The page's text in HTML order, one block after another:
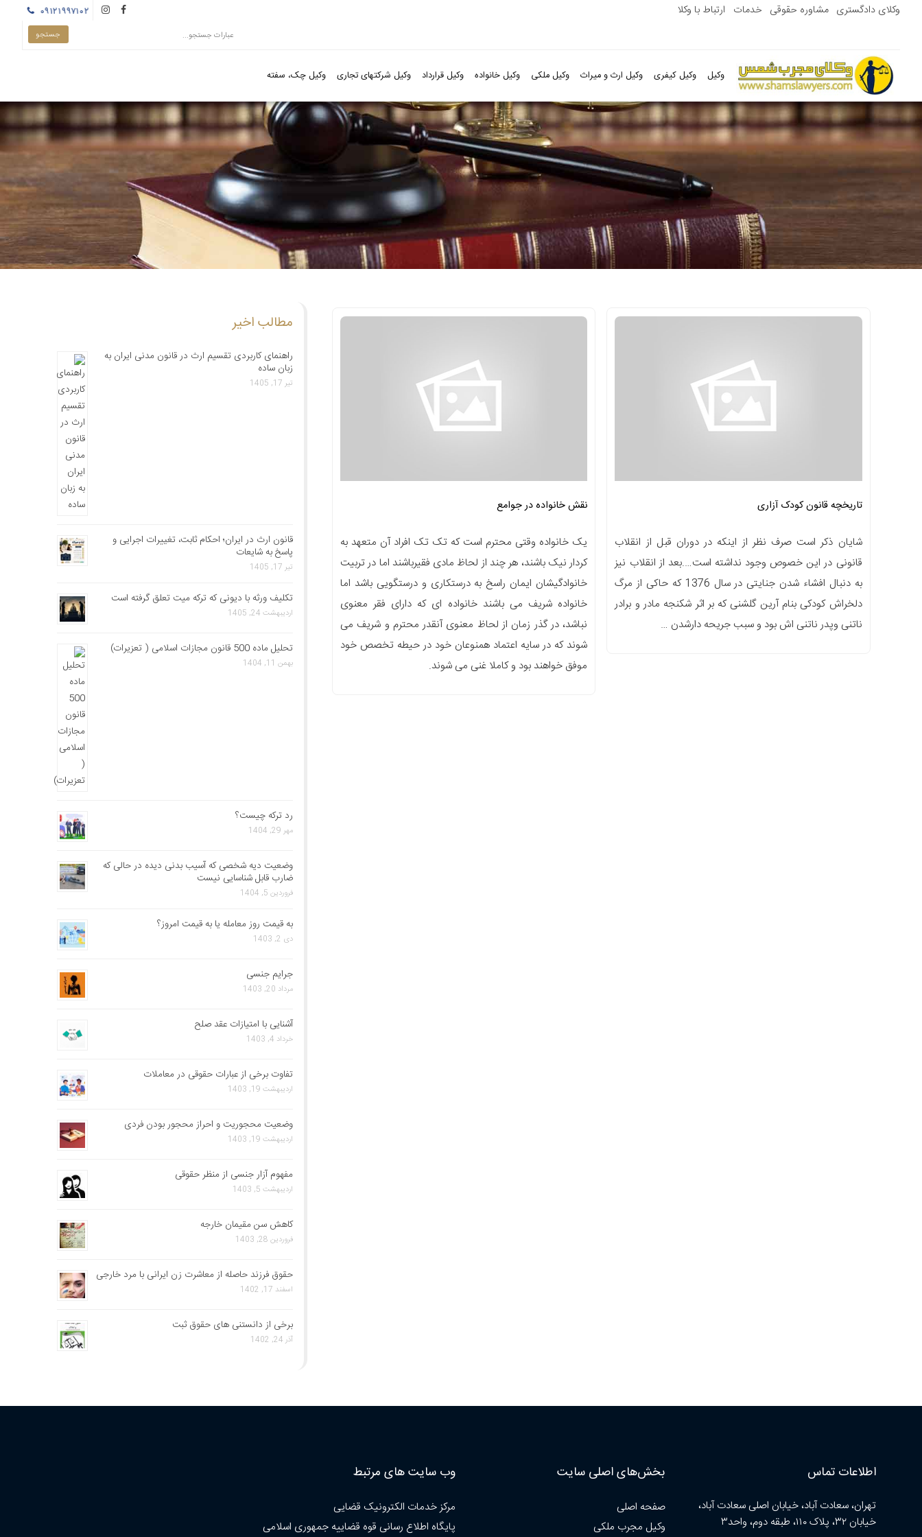
۰۹۱۲۱۹۹۷۱۰۲ وکلای دادگستری مشاوره حقوقی خدمات ارتباط با وکلا
وکیل وکیل کیفری وکیل ارث و میراث وکیل ملکی وکیل خانواده وکیل قرارداد وکیل شرکتهای تجاری وکیل چک، سفته
تاریخچه قانون کودک آزاری
شایان ذکر است صرف نظر از اینکه در دوران قبل از انقلاب
قانونی در این خصوص وجود نداشته است….بعد از انقلاب نیز
به دنبال افشاء شدن جنایتی در سال 1376 که حاکی از مرگ
دلخراش کودکی بنام آرین گلشنی که بر اثر شکنجه مادر و برادر
ناتنی وپدر ناتنی اش بود و سبب جریحه دارشدن …
نقش خانواده در جوامع
یک خانواده وقتی محترم است که تک تک افراد آن متعهد به
کردار نیک باشند، هر چند از لحاظ مادی فقیرباشند اما در تربیت
خانوادگیشان ایمان راسخ به درستکاری و درستگویی باشد اما
خانواده شریف می باشند خانواده ای که دارای فقر معنوی
نباشد، در گذر زمان از لحاظ معنوی آنقدر محترم و شریف می
شوند که در سایه اعتماد همنوعان خود در حیطه تخصص خود
موفق خواهند بود و کاملا غنی می شوند.
مطالب اخیر
راهنمای کاربردی تقسیم ارث در قانون مدنی ایران به
زبان ساده
تیر 17, 1405
قانون ارث در ایران؛ احکام ثابت، تغییرات اجرایی و
پاسخ به شایعات
تیر 17, 1405
تکلیف ورثه با دیونی که ترکه میت تعلق گرفته است
اردیبهشت 24, 1405
تحلیل ماده 500 قانون مجازات اسلامی ( تعزیرات)
بهمن 11, 1404
رد ترکه چیست؟
مهر 29, 1404
وضعیت دیه شخصی که آسیب بدنی دیده در حالی که
ضارب قابل شناسایی نیست
فروردین 5, 1404
به قیمت روز معامله یا به قیمت امروز؟
دی 2, 1403
جرایم جنسی
مرداد 20, 1403
آشنایی با امتیازات عقد صلح
خرداد 4, 1403
تفاوت برخی از عبارات حقوقی در معاملات
اردیبهشت 19, 1403
وضعیت محجوریت و احراز محجور بودن فردی
اردیبهشت 19, 1403
مفهوم آزار جنسی از منظر حقوقی
اردیبهشت 5, 1403
کاهش سن مقیمان خارجه
فروردین 28, 1403
حقوق فرزند حاصله از معاشرت زن ایرانی با مرد خارجی
اسفند 17, 1402
برخی از دانستنی های حقوق ثبت
آذر 24, 1402
اطلاعات تماس
تهران، سعادت آباد، خیابان اصلی سعادت آباد،
خیابان ۳۲، پلاک ۱۱۰، طبقه دوم، واحد۳
بخش‌های اصلی سایت
صفحه اصلی
وکیل مجرب ملکی
وب سایت های مرتبط
مرکز خدمات الکترونیک قضایی
پایگاه اطلاع رسانی قوه قضاییه جمهوری اسلامی